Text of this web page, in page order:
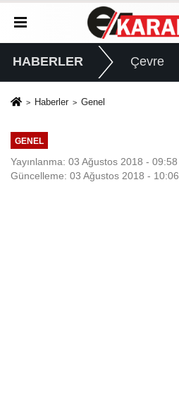
HABERLER Çevre
Haberler Genel
GENEL
Yayınlanma: 03 Ağustos 2018 - 09:58
Güncelleme: 03 Ağustos 2018 - 10:06